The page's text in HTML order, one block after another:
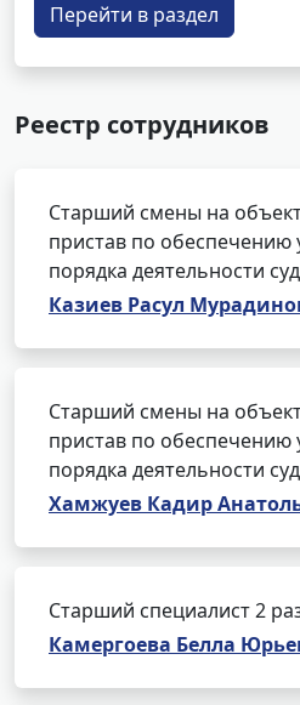
Перейти в раздел
Реестр сотрудников
Старший смены на
пристав по обеспечению
порядка деятельности
Казиев Расул
Старший смены на
пристав по обеспечению
порядка деятельности
Хамжуев Кадир
Старший специалист 2
Камергоева Белла